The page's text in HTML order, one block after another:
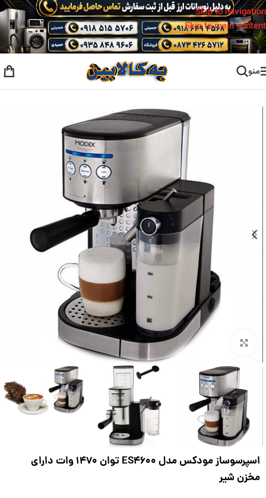
Skip to navigation
Skip to main content
منو
بزرگنمایی تصویر
اسپرسوساز مودکس مدل ES4600 توان 1470 وات دارای
مخزن شیر